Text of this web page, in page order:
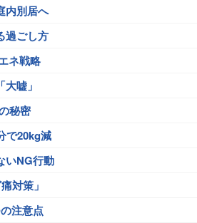
内別居へ
過ごし方
ネ戦略
嘘」
秘密
で20kg減
いNG行動
対策」
注意点